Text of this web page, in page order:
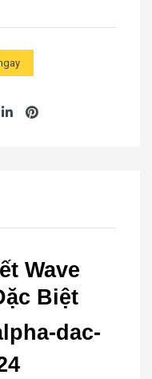
Wave
Biệt